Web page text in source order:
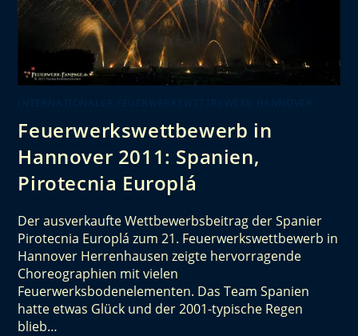
Feuerwerkswettbewerb in
Hannover 2011: Spanien,
Pirotecnia Europlá
Der ausverkaufte Wettbewerbsbeitrag der Spanier
Pirotecnia Europlá zum 21. Feuerwerkswettbewerb in
Hannover Herrenhausen zeigte hervorragende
Choreographien mit vielen
Feuerwerksbodenelementen. Das Team Spanien
hatte etwas Glück und der 2001-typische Regen
blieb…